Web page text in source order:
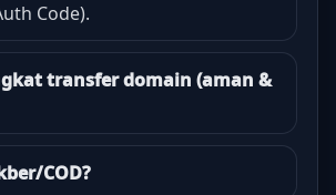
Code).
transfer domain (aman &
COD?